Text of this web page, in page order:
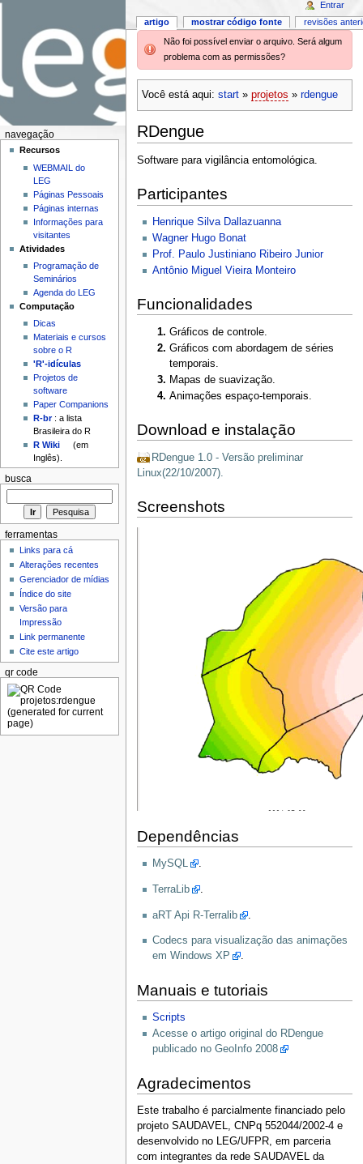
Não foi possível enviar o arquivo. Será algum
problema com as permissões?
Você está aqui: start» projetos » rdengue
RDengue
Software para vigilância entomológica.
Participantes
Henrique Silva Dallazuanna
Wagner Hugo Bonat
Prof. Paulo Justiniano Ribeiro Junior
Antônio Miguel Vieira Monteiro
Funcionalidades
Gráficos de controle.
Gráficos com abordagem de séries
temporais.
Mapas de suavização.
Animações espaço-temporais.
Download e instalação
RDengue 1.0 - Versão preliminar
Linux(22/10/2007).
Screenshots
Dependências
MySQL .
TerraLib .
aRT Api R-Terralib .
Codecs para visualização das animações
em Windows XP
.
Manuais e tutoriais
Scripts
Acesse o artigo original do RDengue
publicado no GeoInfo 2008
Agradecimentos
Este trabalho é parcialmente financiado pelo
projeto SAUDAVEL, CNPq 552044/2002-4 e
desenvolvido no LEG/UFPR, em parceria
com integrantes da rede SAUDAVEL da
artigo mostrar código fonte revisões
Entrar
navegação
Recursos
WEBMAIL do
LEG
Páginas Pessoais
Páginas internas
Informações para
visitantes
Atividades
Programação de
Seminários
Agenda do LEG
Computação
Dicas
Materiais e cursos
sobre o R
'R'-idículas
Projetos de
software
Paper Companions
R-br: a lista
Brasileira do R
R Wiki
(em
Inglês).
busca
ferramentas
Links para cá
Alterações recentes
Gerenciador de mídias
Índice do site
Versão para
Impressão
Link permanente
Cite este artigo
qr code